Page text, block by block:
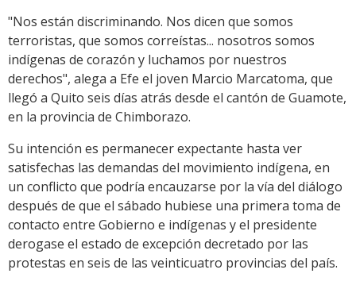
"Nos están discriminando. Nos dicen que somos
terroristas, que somos correístas... nosotros somos
indígenas de corazón y luchamos por nuestros
derechos", alega a Efe el joven Marcio Marcatoma, que
llegó a Quito seis días atrás desde el cantón de Guamote,
en la provincia de Chimborazo.
Su intención es permanecer expectante hasta ver
satisfechas las demandas del movimiento indígena, en
un conflicto que podría encauzarse por la vía del diálogo
después de que el sábado hubiese una primera toma de
contacto entre Gobierno e indígenas y el presidente
derogase el estado de excepción decretado por las
protestas en seis de las veinticuatro provincias del país.